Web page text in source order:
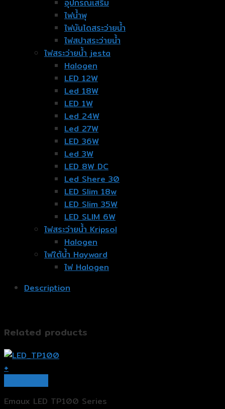
อุปกรณ์เสริม
ไฟน้ำพุ
ไฟบันไดสระว่ายน้ำ
ไฟสปาสระว่ายน้ำ
ไฟสระว่ายน้ำ jesta
Halogen
LED 12W
Led 18W
LED 1W
Led 24W
Led 27W
LED 36W
Led 3W
LED 8W DC
Led Shere 30
LED Slim 18w
LED Slim 35W
LED SLIM 6W
ไฟสระว่ายน้ำ Kripsol
Halogen
ไฟใต้น้ำ Hayward
ไฟ Halogen
Description
Related products
+
Emaux LED TP100 Series